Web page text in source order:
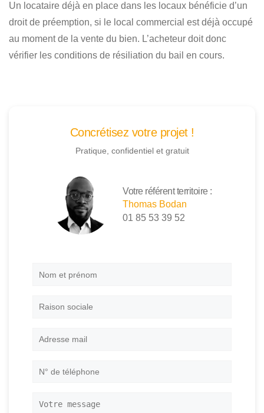
Un locataire déjà en place dans les locaux bénéficie d’un
droit de préemption, si le local commercial est déjà occupé
au moment de la vente du bien. L’acheteur doit donc
vérifier les conditions de résiliation du bail en cours.
Concrétisez votre projet !
Pratique, confidentiel et gratuit
Votre référent territoire :
Thomas Bodan
01 85 53 39 52
Nom
Raison
Adresse
N°
Votre